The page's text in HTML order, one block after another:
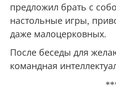
предложил брать с
настольные игры,
даже малоцерковных.
После беседы для
командная